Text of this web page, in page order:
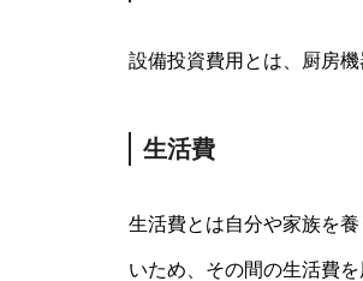
設備投資費用とは、厨房
生活費
生活費とは自分や家族を
いため、その間の生活費